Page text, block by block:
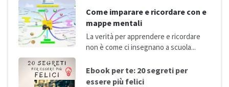
Come imparare e ricordare con e
mappe mentali
La verità per apprendere e ricordare
non è come ci insegnano a scuola...
Ebook per te: 20 segreti per
essere più felici